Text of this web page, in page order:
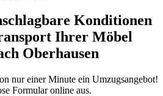
Konditionen
Ihrer Möbel
Oberhausen
nur einer Minute ein Umzugsangebot!
Formular online aus.